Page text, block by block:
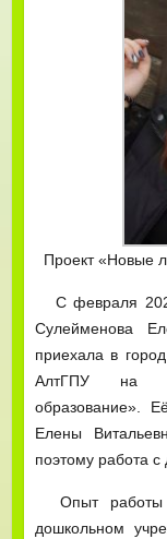
Проект «Новые
С февраля
Сулейменова
приехала в
АлтГПУ на
образование».
Елены
поэтому работа
Опыт работы
дошкольном